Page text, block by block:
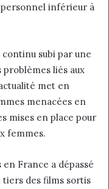
inférieur à
subi par une
liés aux
met en
menacées en
mises en place pour
femmes.
France a dépassé
tiers des films sortis